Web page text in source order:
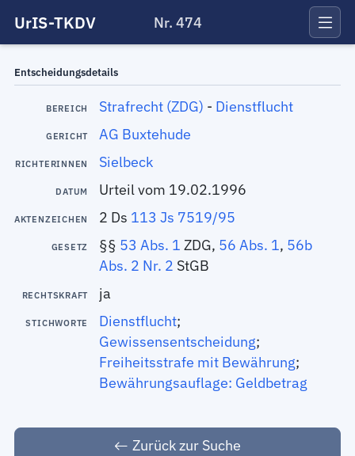
UrIS-TKDV Nr. 474
Entscheidungsdetails
BEREICH Strafrecht (ZDG) - Dienstflucht
GERICHT AG Buxtehude
RICHTERINNEN Sielbeck
DATUM Urteil vom 19.02.1996
AKTENZEICHEN 2 Ds 113 Js 7519/95
GESETZ §§ 53 Abs. 1 ZDG, 56 Abs. 1, 56b
Abs. 2 Nr. 2 StGB
RECHTSKRAFT ja
STICHWORTE Dienstflucht;
Gewissensentscheidung;
Freiheitsstrafe mit Bewährung;
Bewährungsauflage: Geldbetrag
Zurück zur Suche